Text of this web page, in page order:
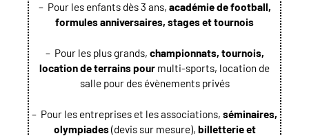
– Pour les enfants dès 3 ans, académie de football,
formules anniversaires, stages et tournois
– Pour les plus grands, championnats, tournois,
location de terrains pour multi-sports, location de
salle pour des évènements privés
– Pour les entreprises et les associations, séminaires,
olympiades(devis sur mesure), billetterie et